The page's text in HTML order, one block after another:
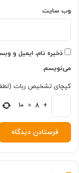
ن‌
ه
ش
و
وب‌ سایت
ذخیره نام، ایمیل و
می‌نویسم.
کپچای تشخیص ربات
+
8
=
10